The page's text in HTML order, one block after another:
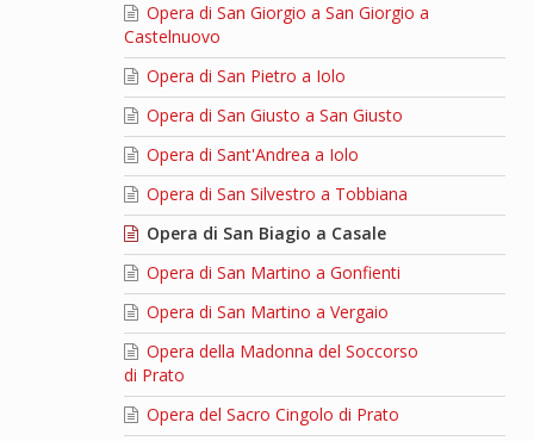
Opera di San Giorgio a San Giorgio a
Castelnuovo
Opera di San Pietro a Iolo
Opera di San Giusto a San Giusto
Opera di Sant'Andrea a Iolo
Opera di San Silvestro a Tobbiana
Opera di San Biagio a Casale
Opera di San Martino a Gonfienti
Opera di San Martino a Vergaio
Opera della Madonna del Soccorso
di Prato
Opera del Sacro Cingolo di Prato